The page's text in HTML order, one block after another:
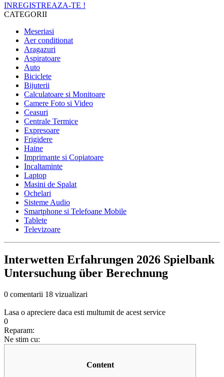
INREGISTREAZA-TE !
CATEGORII
Meseriasi
Aer conditionat
Aragazuri
Aspiratoare
Auto
Biciclete
Bijuterii
Calculatoare si Monitoare
Camere Foto si Video
Ceasuri
Centrale Termice
Expresoare
Frigidere
Haine
Imprimante si Copiatoare
Incaltaminte
Laptop
Masini de Spalat
Ochelari
Sisteme Audio
Smartphone si Telefoane Mobile
Tablete
Televizoare
Interwetten Erfahrungen 2026 Spielbank
Untersuchung über Berechnung
0 comentarii 18 vizualizari
Lasa o apreciere daca esti multumit de acest service
0
Reparam:
Ne stim cu:
Content